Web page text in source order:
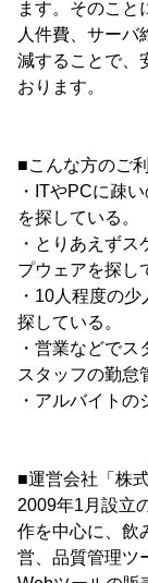
ます。そのこと
人件費、サーバ
減することで、
おります。
■こんな方のご
・ITやPCに疎
を探している。
・とりあえず
プウェアを探し
・10人程度の
探している。
・営業などで
スタッフの勤怠
・アルバイトの
■運営会社「株
2009年1月設立
作を中心に、飲
営、品質管理ツ